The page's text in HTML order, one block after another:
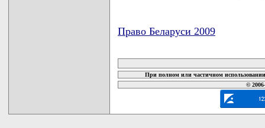
Право Беларуси 2009
При полном или частичном
©